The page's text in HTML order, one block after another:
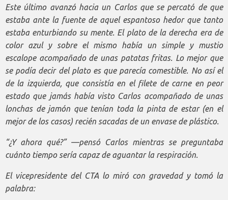
Este último avanzó hacia un Carlos que se percató de que
estaba ante la fuente de aquel espantoso hedor que tanto
estaba enturbiando su mente. El plato de la derecha era de
color azul y sobre el mismo había un simple y mustio
escalope acompañado de unas patatas fritas. Lo mejor que
se podía decir del plato es que parecía comestible. No así el
de la izquierda, que consistía en el filete de carne en peor
estado que jamás había visto Carlos acompañado de unas
lonchas de jamón que tenían toda la pinta de estar (en el
mejor de los casos) recién sacadas de un envase de plástico.
“¿Y ahora qué?” —pensó Carlos mientras se preguntaba
cuánto tiempo sería capaz de aguantar la respiración.
El vicepresidente del CTA lo miró con gravedad y tomó la
palabra: